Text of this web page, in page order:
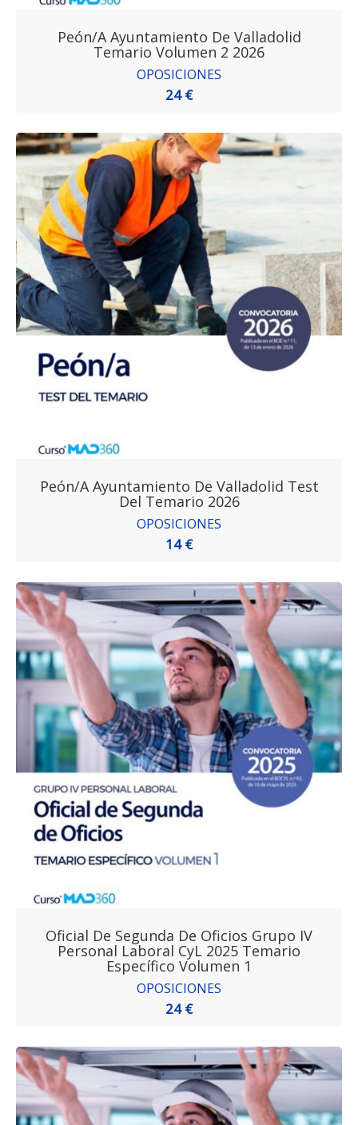
Peón/a Ayuntamiento De Valladolid
Temario Volumen 2 2026
OPOSICIONES
24 €
Peón/a Ayuntamiento De Valladolid Test
Del Temario 2026
OPOSICIONES
14 €
Oficial De Segunda De Oficios Grupo IV
Personal Laboral CyL 2025 Temario
Específico Volumen 1
OPOSICIONES
24 €